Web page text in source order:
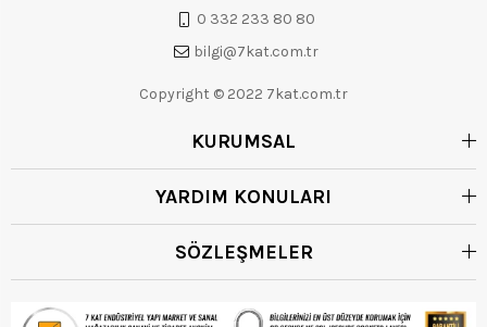
0 332 233 80 80
bilgi@7kat.com.tr
Copyright © 2022 7kat.com.tr
KURUMSAL
YARDIM KONULARI
SÖZLEŞMELER